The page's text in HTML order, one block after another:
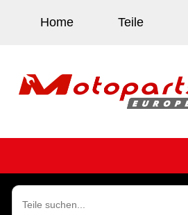
Home Teile